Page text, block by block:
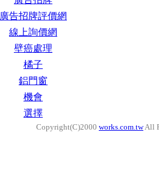
廣告招牌評價網
線上詢價網
壁癌處理
橘子
鋁門窗
機會
選擇
Copyright(C)2000 works.com.twAll